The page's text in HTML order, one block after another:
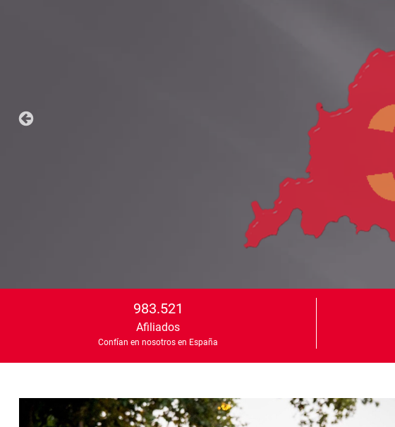
983.521
Afiliados
Confían en nosotros en España